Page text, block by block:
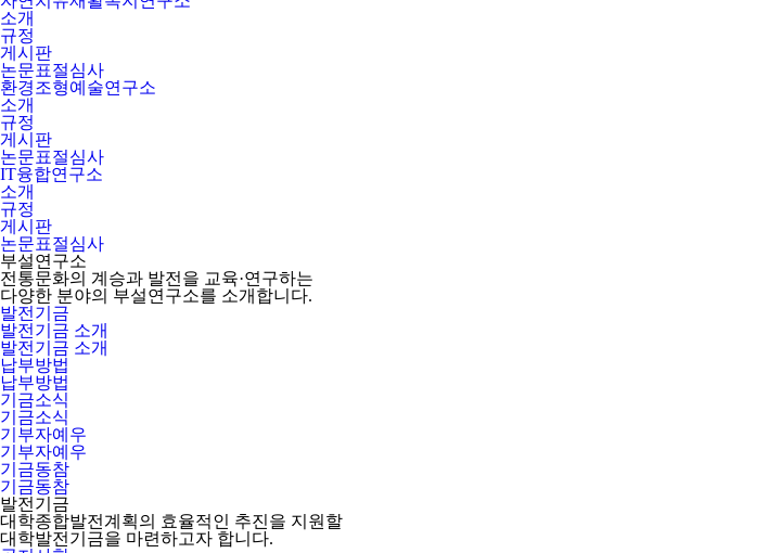
소개
규정
게시판
논문표절심사
환경조형예술연구소
소개
규정
게시판
논문표절심사
IT융합연구소
소개
규정
게시판
논문표절심사
부설연구소
전통문화의 계승과 발전을 교육·연구하는
다양한 분야의 부설연구소를 소개합니다.
발전기금
발전기금 소개
발전기금 소개
납부방법
납부방법
기금소식
기금소식
기부자예우
기부자예우
기금동참
기금동참
발전기금
대학종합발전계획의 효율적인 추진을 지원할
대학발전기금을 마련하고자 합니다.